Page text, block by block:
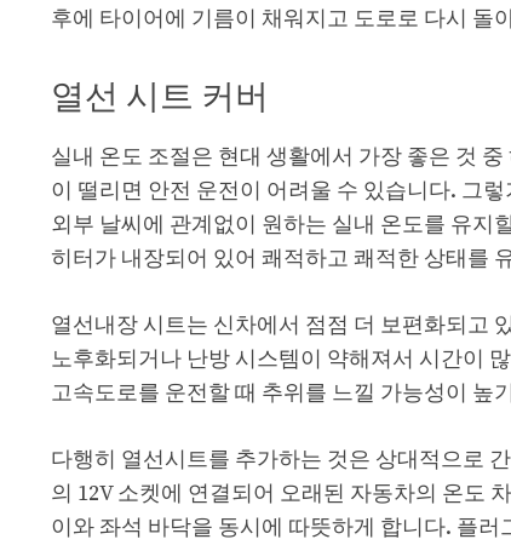
후에 타이어에 기름이 채워지고 도로로 다시 돌
열선 시트 커버
실내 온도 조절은 현대 생활에서 가장 좋은 것
이 떨리면 안전 운전이 어려울 수 있습니다. 그
외부 날씨에 관계없이 원하는 실내 온도를 유지
히터가 내장되어 있어 쾌적하고 쾌적한 상태를
열선내장 시트는 신차에서 점점 더 보편화되고
노후화되거나 난방 시스템이 약해져서 시간이
고속도로를 운전할 때 추위를 느낄 가능성이 높
다행히 열선시트를 추가하는 것은 상대적으로
의 12V 소켓에 연결되어 오래된 자동차의 온도
이와 좌석 바닥을 동시에 따뜻하게 합니다. 플